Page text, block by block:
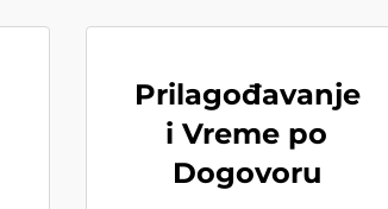
Prilagođavanje
i Vreme po
Dogovoru